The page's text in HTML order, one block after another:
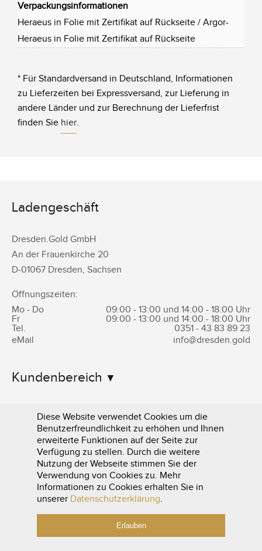
Verpackungsinformationen
Heraeus in Folie mit Zertifikat auf Rückseite / Argor-
Heraeus in Folie mit Zertifikat auf Rückseite
* Für Standardversand in Deutschland, Informationen
zu Lieferzeiten bei Expressversand, zur Lieferung in
andere Länder und zur Berechnung der Lieferfrist
finden Sie hier.
Ladengeschäft
Dresden.Gold GmbH
An der Frauenkirche 20
D-01067 Dresden, Sachsen
Öffnungszeiten:
Mo - Do
09:00 - 13:00 und 14:00 - 18:00 Uhr
Fr
09:00 - 13:00 und 14:00 - 18:00 Uhr
Tel.
0351 - 43 83 89 23
eMail
info@dresden.gold
Kundenbereich
Informationen
0351 - 43 83 89 23
Diese Website verwendet Cookies um die
Benutzerfreundlichkeit zu erhöhen und Ihnen
erweiterte Funktionen auf der Seite zur
Verfügung zu stellen. Durch die weitere
Nutzung der Webseite stimmen Sie der
Verwendung von Cookies zu. Mehr
Informationen zu Cookies erhalten Sie in
unserer Datenschutzerklärung.
Erlauben